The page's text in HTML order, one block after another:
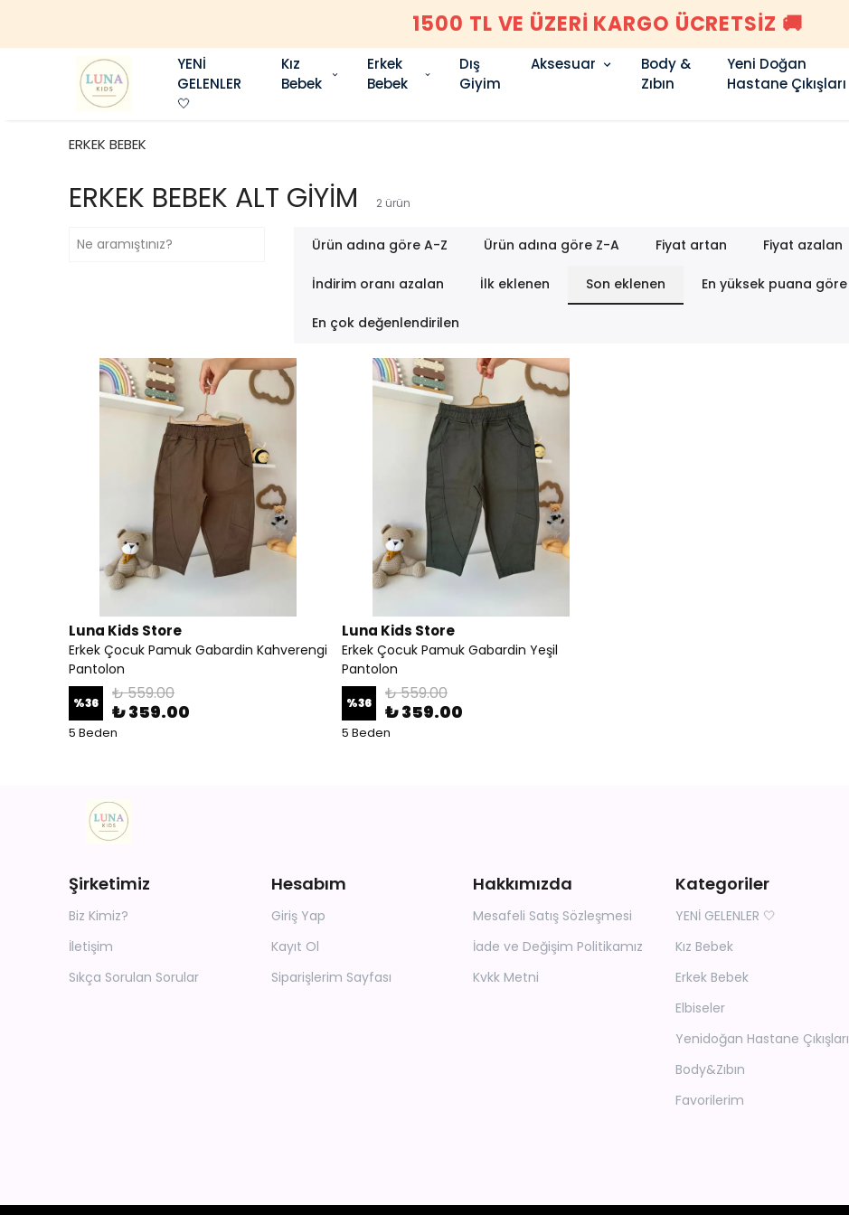
ÇOK AL AZ ÖDE 🥰 3 AL 2 ÖDE 🥰
YENİ
GELENLER
🤍
Kız
Bebek
Erkek
Bebek
Dış
Giyim
Aksesuar
Body &
Zıbın
Yeni Doğan
Hastane Çıkışları
ERKEK BEBEK
ERKEK BEBEK ALT GİYİM 2 ürün
Ürün adına göre A-Z Ürün adına göre Z-A Fiyat artan Fiyat azalan
İndirim oranı azalan İlk eklenen Son eklenen En yüksek puana göre
En çok değenlendirilen
Luna Kids Store
Erkek Çocuk Pamuk Gabardin Kahverengi
Pantolon
%36 ₺ 559.00
₺ 359.00
5 Beden
Luna Kids Store
Erkek Çocuk Pamuk Gabardin Yeşil
Pantolon
%36 ₺ 559.00
₺ 359.00
5 Beden
Şirketimiz
Biz Kimiz?
İletişim
Sıkça Sorulan Sorular
Hesabım
Giriş Yap
Kayıt Ol
Siparişlerim Sayfası
Hakkımızda
Mesafeli Satış Sözleşmesi
İade ve Değişim Politikamız
Kvkk Metni
Kategoriler
YENİ GELENLER 🤍
Kız Bebek
Erkek Bebek
Elbiseler
Yenidoğan Hastane Çıkışları
Body&Zıbın
Favorilerim